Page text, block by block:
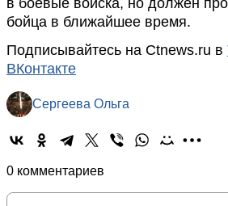
в боевые войска, но должен
бойца в ближайшее время.
Подписывайтесь на Ctnews.ru в
ВКонтакте
Сергеева Ольга
0 комментариев